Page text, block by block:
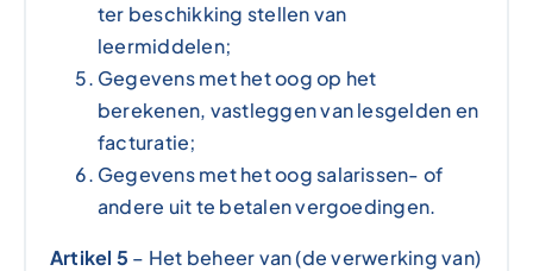
ter beschikking stellen van
leermiddelen;
Gegevens met het oog op het
berekenen, vastleggen van lesgelden en
facturatie;
Gegevens met het oog salarissen- of
andere uit te betalen vergoedingen.
Artikel 5 – Het beheer van (de verwerking van)